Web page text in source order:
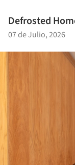
Defrosted
07 de Julio, 2026